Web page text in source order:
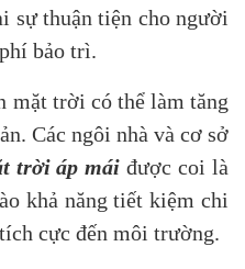
sự thuận tiện cho người
bảo trì.
mặt trời có thể làm tăng
Các ngôi nhà và cơ sở
trời áp mái được coi là
khả năng tiết kiệm chi
cực đến môi trường.